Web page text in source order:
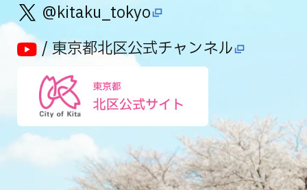
@kitaku_tokyo
/ 東京都北区公式チャンネル